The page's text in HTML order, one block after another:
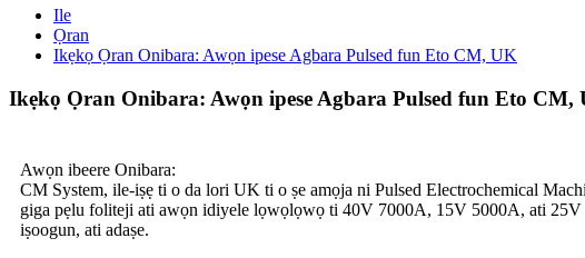
Ile
Ọran
Ikẹkọ Ọran Onibara: Awọn ipese Agbara Pulsed fun Eto CM, UK
Ikẹkọ Ọran Onibara: Awọn ipese Agbara Pulsed fun Eto CM,
Awọn ibeere Onibara:
CM System, ile-iṣẹ ti o da lori UK ti o ṣe amọja ni Pulsed Electrochemical
giga pẹlu foliteji ati awọn idiyele lọwọlọwọ ti 40V 7000A, 15V 5000A, ati
iṣoogun, ati adaṣe.